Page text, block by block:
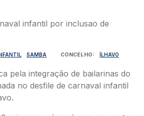
SAMBA CONCELHO ÍLHAVO
pela integração de bailarinas do
no desfile de carnaval infantil